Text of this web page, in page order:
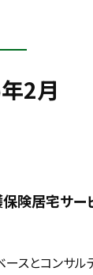
2月
険居宅サ
スとコンサル